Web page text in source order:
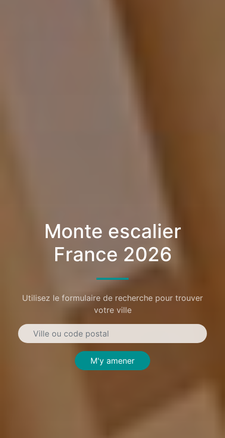
Monte escalier
France 2026
Utilisez le formulaire de recherche pour trouver
votre ville
M'y amener